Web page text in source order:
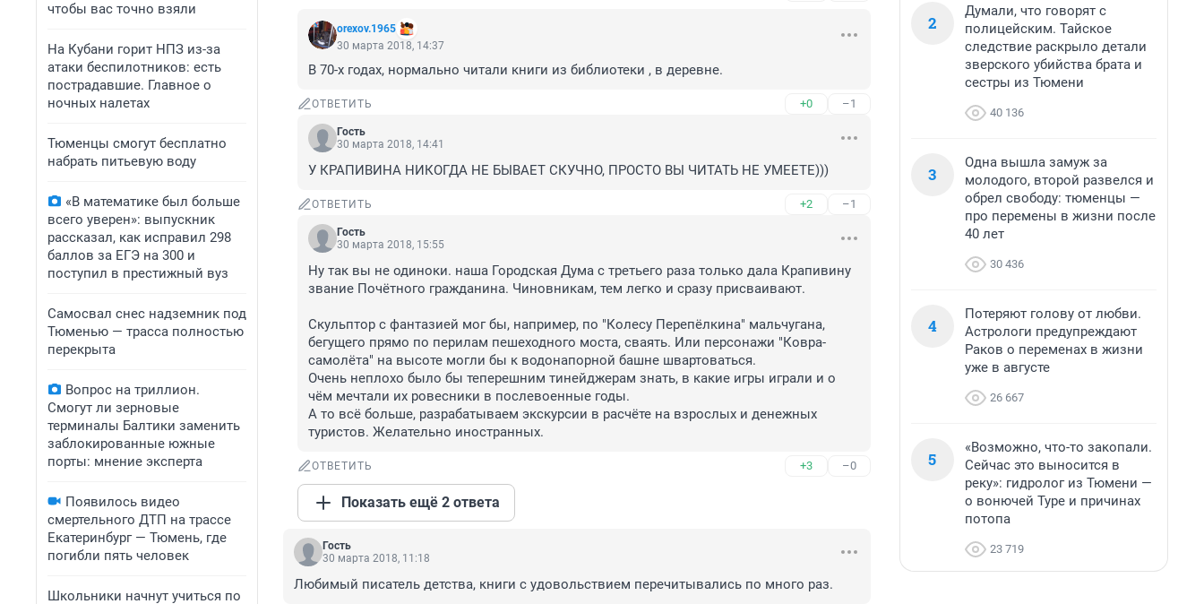
чтобы вас точно взяли
На Кубани горит НПЗ из-за
атаки беспилотников: есть
пострадавшие. Главное о
ночных налетах
Тюменцы смогут бесплатно
набрать питьевую воду
«В математике был больше
всего уверен»: выпускник
рассказал, как исправил 298
баллов за ЕГЭ на 300 и
поступил в престижный вуз
Самосвал снес надземник под
Тюменью — трасса полностью
перекрыта
Вопрос на триллион.
Смогут ли зерновые
терминалы Балтики заменить
заблокированные южные
порты: мнение эксперта
Появилось видео
смертельного ДТП на трассе
Екатеринбург — Тюмень, где
погибли пять человек
Школьники начнут учиться по
orexov.1965
30 марта 2018, 14:37
В 70-х годах, нормально читали книги из библиотеки , в деревне.
ОТВЕТИТЬ +0 –1
Гость
30 марта 2018, 14:41
У КРАПИВИНА НИКОГДА НЕ БЫВАЕТ СКУЧНО, ПРОСТО ВЫ ЧИТАТЬ НЕ УМЕЕТЕ)))
ОТВЕТИТЬ +2 –1
Гость
30 марта 2018, 15:55
Ну так вы не одиноки. наша Городская Дума с третьего раза только дала Крапивину
звание Почётного гражданина. Чиновникам, тем легко и сразу присваивают.
Скульптор с фантазией мог бы, например, по "Колесу Перепёлкина" мальчугана,
бегущего прямо по перилам пешеходного моста, сваять. Или персонажи "Ковра-
самолёта" на высоте могли бы к водонапорной башне швартоваться.
Очень неплохо было бы теперешним тинейджерам знать, в какие игры играли и о
чём мечтали их ровесники в послевоенные годы.
А то всё больше, разрабатываем экскурсии в расчёте на взрослых и денежных
туристов. Желательно иностранных.
ОТВЕТИТЬ +3 –0
Показать ещё 2 ответа
Гость
30 марта 2018, 11:18
Любимый писатель детства, книги с удовольствием перечитывались по много раз.
2
Думали, что говорят с
полицейским. Тайское
следствие раскрыло детали
зверского убийства брата и
сестры из Тюмени
40 136
3
Одна вышла замуж за
молодого, второй развелся и
обрел свободу: тюменцы —
про перемены в жизни после
40 лет
30 436
4
Потеряют голову от любви.
Астрологи предупреждают
Раков о переменах в жизни
уже в августе
26 667
5
«Возможно, что-то закопали.
Сейчас это выносится в
реку»: гидролог из Тюмени —
о вонючей Туре и причинах
потопа
23 719